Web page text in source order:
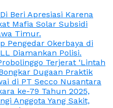
Beri Apresiasi Karena
Mafia Solar Subsidi
Timur.
Pengedar Okerbaya di
Diamankan Polisi.
Terjerat ‘Lintah
Dugaan Praktik
di PT Secco Nusantara
ke-79 Tahun 2025,
Anggota Yang Sakit,